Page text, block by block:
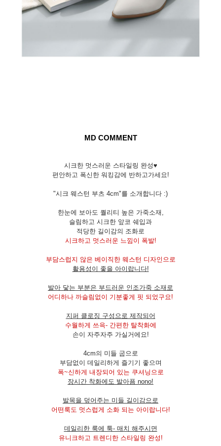
MD COMMENT
시크한 멋스러운 스타일링 완성♥
편안하고 폭신한 워킹감에 반하고가세요!
"시크 웨스턴 부츠 4cm"를 소개합니다 :)
한눈에 보아도 퀄리티 높은 가죽소재,
슬림하고 시크한 앞코 쉐입과
적당한 길이감의 조화로
시크하고 멋스러운 느낌이 폭발!
부담스럽지 않은 베이직한 웨스턴 디자인으로
활용성이 좋을 아이랍니다!
발아 닿는 부분은 부드러운 인조가죽 소재로
어디하나 까슬림없이 기분좋게 핏 되었구요!
지퍼 클로징 구성으로 제작되어
수월하게 쓰윽- 간편한 탈착화에
손이 자주자주 가실거에요!
4cm의 미들 굽으로
부담없이 데일리하게 즐기기 좋으며
폭~신하게 내장되어 있는 쿠셔닝으로
장시간 착화에도 발아픔 nono!
발목을 덮어주는 미들 길이감으로
어떤룩도 멋스럽게 소화 되는 아이랍니다!
데일리한 룩에 툭- 매치 해주시면
유니크하고 트렌디한 스타일링 완성!